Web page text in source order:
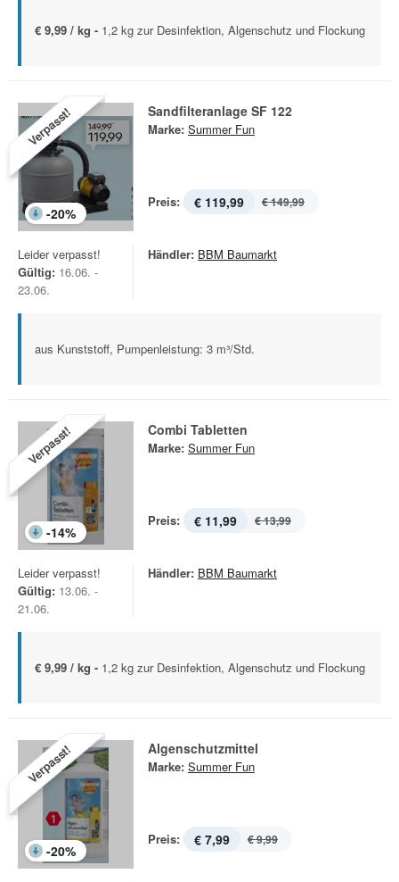
€ 9,99 / kg - 1,2 kg zur Desinfektion, Algenschutz und Flockung
Verpasst!
-20%
Sandfilteranlage SF 122
Marke: Summer Fun
Preis: € 119,99 € 149,99
Leider verpasst!
Gültig: 16.06. -
23.06.
Händler: BBM Baumarkt
aus Kunststoff, Pumpenleistung: 3 m³/Std.
Verpasst!
-14%
Combi Tabletten
Marke: Summer Fun
Preis: € 11,99 € 13,99
Leider verpasst!
Gültig: 13.06. -
21.06.
Händler: BBM Baumarkt
€ 9,99 / kg - 1,2 kg zur Desinfektion, Algenschutz und Flockung
Verpasst!
-20%
Algenschutzmittel
Marke: Summer Fun
Preis: € 7,99 € 9,99